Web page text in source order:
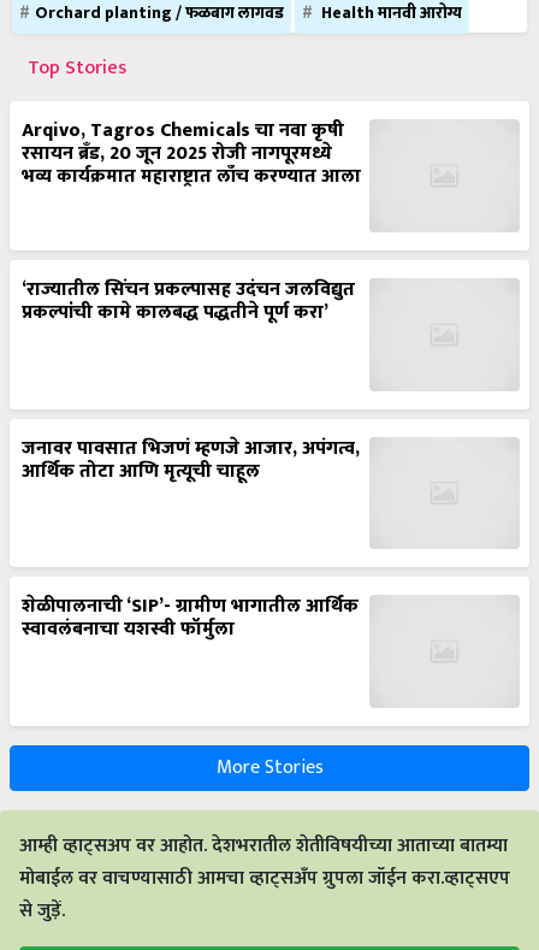
Orchard planting / फळबाग लागवड
Health मानवी आरोग्य
Top Stories
Arqivo, Tagros Chemicals चा नवा कृषी
रसायन ब्रँड, 20 जून 2025 रोजी नागपूरमध्ये
भव्य कार्यक्रमात महाराष्ट्रात लाँच करण्यात आला
‘राज्यातील सिंचन प्रकल्पासह उदंचन जलविद्युत
प्रकल्पांची कामे कालबद्ध पद्धतीने पूर्ण करा’
जनावर पावसात भिजणं म्हणजे आजार, अपंगत्व,
आर्थिक तोटा आणि मृत्यूची चाहूल
शेळीपालनाची ‘SIP’- ग्रामीण भागातील आर्थिक
स्वावलंबनाचा यशस्वी फॉर्मुला
More Stories
आम्ही व्हाट्सअप वर आहोत. देशभरातील शेतीविषयीच्या आताच्या बातम्या
मोबाईल वर वाचण्यासाठी आमचा व्हाट्सअँप ग्रुपला जॉईन करा.व्हाट्सएप
से जुड़ें.